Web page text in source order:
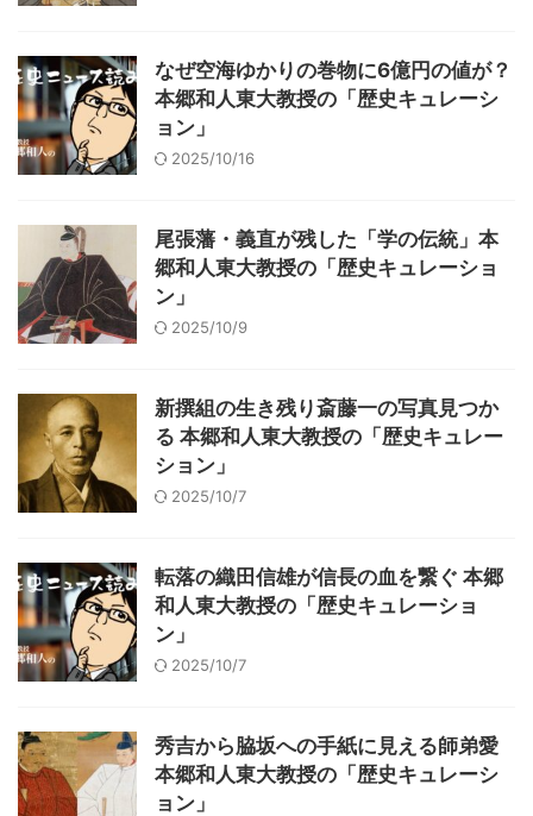
なぜ空海ゆかりの巻物に6億円の値が？
本郷和人東大教授の「歴史キュレーシ
ョン」
2025/10/16
尾張藩・義直が残した「学の伝統」本
郷和人東大教授の「歴史キュレーショ
ン」
2025/10/9
新撰組の生き残り斎藤一の写真見つか
る 本郷和人東大教授の「歴史キュレー
ション」
2025/10/7
転落の織田信雄が信長の血を繋ぐ 本郷
和人東大教授の「歴史キュレーショ
ン」
2025/10/7
秀吉から脇坂への手紙に見える師弟愛
本郷和人東大教授の「歴史キュレーシ
ョン」